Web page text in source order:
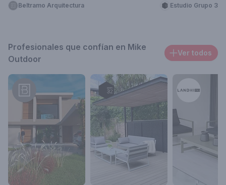
Beltramo Arquitectura Estudio Grupo 32
Profesionales que confían en Mike
Outdoor
Ver todos